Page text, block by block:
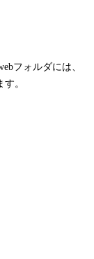
フォルダには、
。